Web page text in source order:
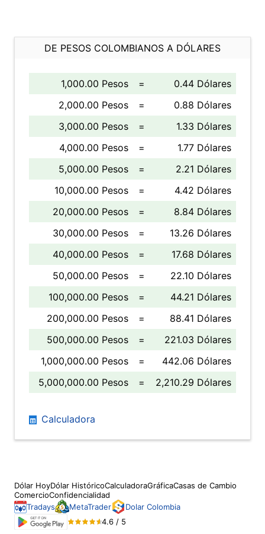
DE PESOS COLOMBIANOS A DÓLARES
1,000.00 Pesos =
0.44 Dólares
2,000.00 Pesos
=
0.88 Dólares
3,000.00 Pesos
=
1.33 Dólares
4,000.00 Pesos
=
1.77 Dólares
5,000.00 Pesos
=
2.21 Dólares
10,000.00 Pesos
=
4.42 Dólares
20,000.00 Pesos
=
8.84 Dólares
30,000.00 Pesos
=
13.26 Dólares
40,000.00 Pesos
=
17.68 Dólares
50,000.00 Pesos
=
22.10 Dólares
100,000.00 Pesos
=
44.21 Dólares
200,000.00 Pesos
=
88.41 Dólares
500,000.00 Pesos
=
221.03 Dólares
1,000,000.00 Pesos
=
442.06 Dólares
5,000,000.00 Pesos
= 2,210.29 Dólares
Calculadora
Dólar HoyDólar HistóricoCalculadoraGráficaCasas de Cambio
ComercioConfidencialidad
Tradays
MetaTrader
Dolar Colombia
4.6 / 5